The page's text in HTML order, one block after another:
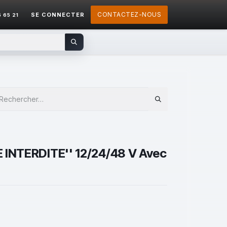
65 21 SE CONNECTER CONTACTEZ-NOUS
12/24/48 V Avec